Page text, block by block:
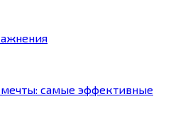
самые эффективные